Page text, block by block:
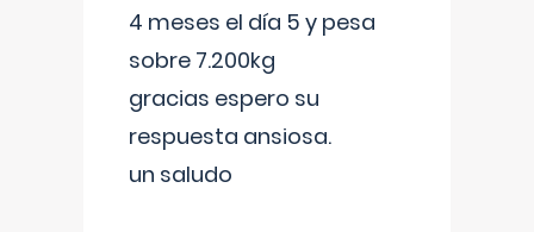
4 meses el día 5 y pesa
sobre 7.200kg
gracias espero su
respuesta ansiosa.
un saludo